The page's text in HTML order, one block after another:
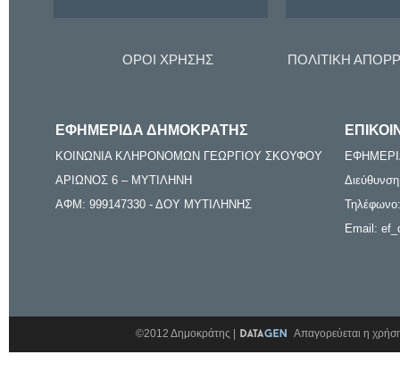
ΟΡΟΙ ΧΡΗΣΗΣ ΠΟΛΙΤΙΚΗ
ΕΦΗΜΕΡΙΔΑ ΔΗΜΟΚΡΑΤΗΣ
ΚΟΙΝΩΝΙΑ ΚΛΗΡΟΝΟΜΩΝ ΓΕΩΡΓΙΟΥ ΣΚΟΥΦΟΥ
ΑΡΙΩΝΟΣ 6 – ΜΥΤΙΛΗΝΗ
ΑΦΜ: 999147330 - ΔΟΥ ΜΥΤΙΛΗΝΗΣ
Email:
©2012 Δημοκράτης | Απαγορεύεται η